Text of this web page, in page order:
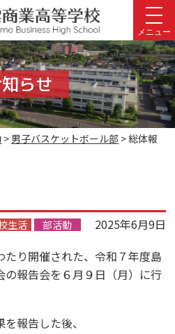
メニュー
らせ
>男子バスケットボール部 >総体報
生活 部活動
2025年6月9日
たり開催された、令和７年度島
報告会を６月９日（月）に行
報告した後、